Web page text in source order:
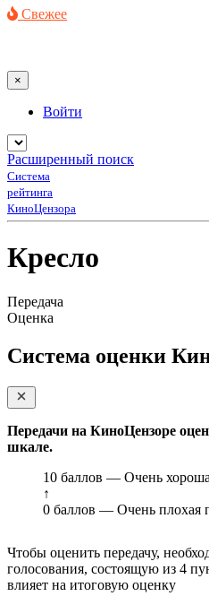
Свежее
×
Войти
Расширенный поиск
Система
рейтинга
КиноЦензора
Кресло
Передача
Оценка
Система оценки
Передачи на КиноЦензоре
шкале.
10 баллов — Очень
↑
0 баллов — Очень плохая
Чтобы оценить передачу,
голосования, состоящую из 4
влияет на итоговую оценку